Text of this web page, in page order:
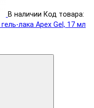
В наличии Код товара:
лака Apex Gel, 17 мл